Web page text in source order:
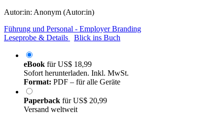
Autor:in: Anonym (Autor:in)
Führung und Personal - Employer Branding
Leseprobe & Details
Blick ins Buch
eBook fürUS$ 18,99
Sofort herunterladen. Inkl. MwSt.
Format: PDF – für alle Geräte
Paperback fürUS$ 20,99
Versand weltweit